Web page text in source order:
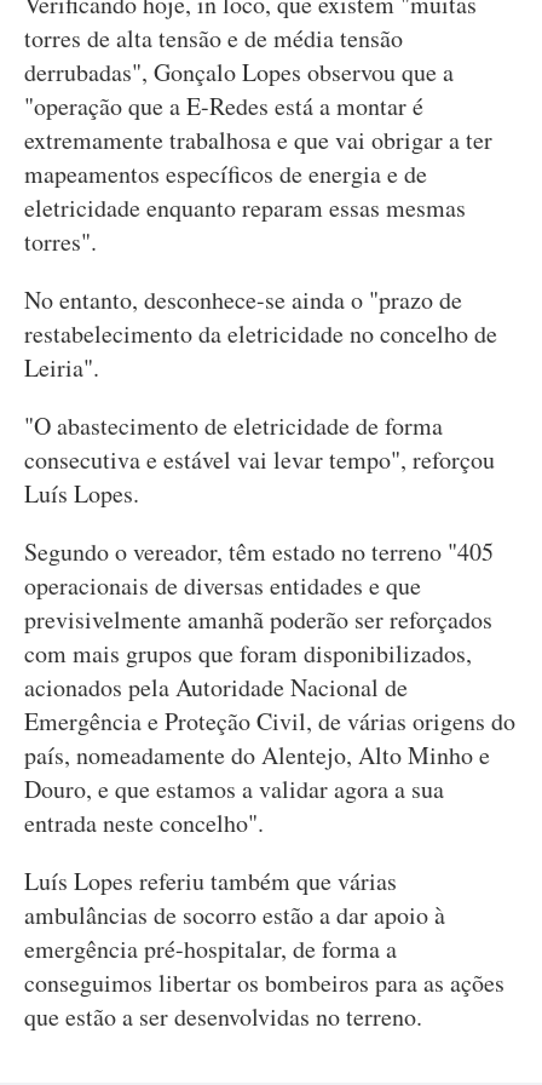
torres de alta tensão e de média tensão
derrubadas", Gonçalo Lopes observou que a
"operação que a E-Redes está a montar é
extremamente trabalhosa e que vai obrigar a ter
mapeamentos específicos de energia e de
eletricidade enquanto reparam essas mesmas
torres".
No entanto, desconhece-se ainda o "prazo de
restabelecimento da eletricidade no concelho de
Leiria".
"O abastecimento de eletricidade de forma
consecutiva e estável vai levar tempo", reforçou
Luís Lopes.
Segundo o vereador, têm estado no terreno "405
operacionais de diversas entidades e que
previsivelmente amanhã poderão ser reforçados
com mais grupos que foram disponibilizados,
acionados pela Autoridade Nacional de
Emergência e Proteção Civil, de várias origens do
país, nomeadamente do Alentejo, Alto Minho e
Douro, e que estamos a validar agora a sua
entrada neste concelho".
Luís Lopes referiu também que várias
ambulâncias de socorro estão a dar apoio à
emergência pré-hospitalar, de forma a
conseguimos libertar os bombeiros para as ações
que estão a ser desenvolvidas no terreno.